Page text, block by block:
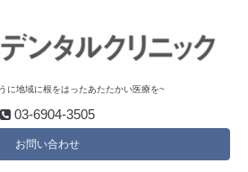
に地域に根をはったあたたかい医療を~
03-6904-3505
お問い合わせ